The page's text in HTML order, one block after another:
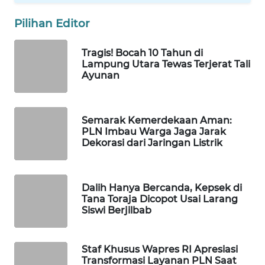
Pilihan Editor
Tragis! Bocah 10 Tahun di
Lampung Utara Tewas Terjerat Tali
Ayunan
Semarak Kemerdekaan Aman:
PLN Imbau Warga Jaga Jarak
Dekorasi dari Jaringan Listrik
Dalih Hanya Bercanda, Kepsek di
Tana Toraja Dicopot Usai Larang
Siswi Berjilbab
Staf Khusus Wapres RI Apresiasi
Transformasi Layanan PLN Saat
DESA
WISATA
Wahana
WALINKI